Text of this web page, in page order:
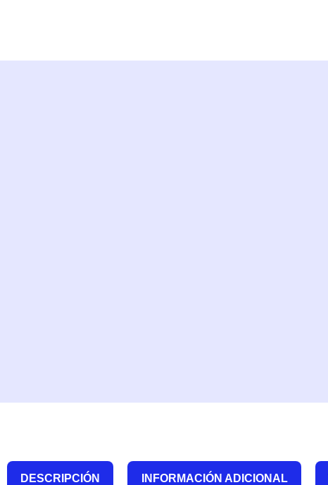
DESCRIPCIÓN INFORMACIÓN ADICIONAL